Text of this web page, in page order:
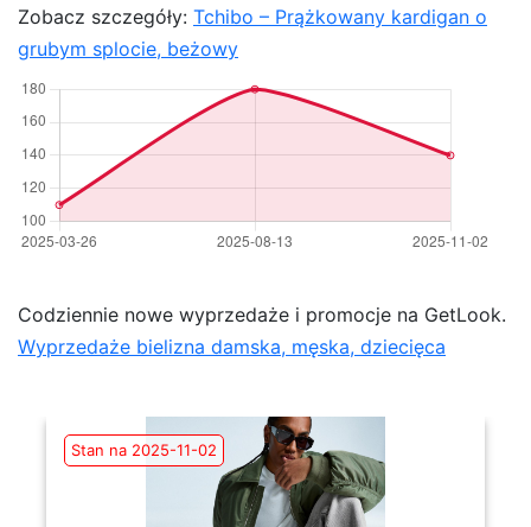
Zobacz szczegóły: Tchibo – Prążkowany kardigan o
grubym splocie, beżowy
Codziennie nowe wyprzedaże i promocje na GetLook.
Wyprzedaże bielizna damska, męska, dziecięca
Stan na 2025-11-02